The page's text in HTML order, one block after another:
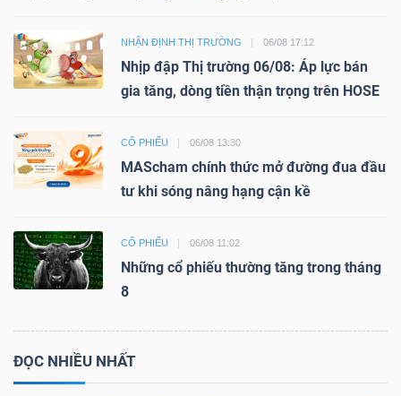
NHẬN ĐỊNH THỊ TRƯỜNG 06/08 17:12
Nhịp đập Thị trường 06/08: Áp lực bán
gia tăng, dòng tiền thận trọng trên HOSE
CỔ PHIẾU 06/08 13:30
MAScham chính thức mở đường đua đầu
tư khi sóng nâng hạng cận kề
CỔ PHIẾU 06/08 11:02
Những cổ phiếu thường tăng trong tháng
8
ĐỌC NHIỀU NHẤT